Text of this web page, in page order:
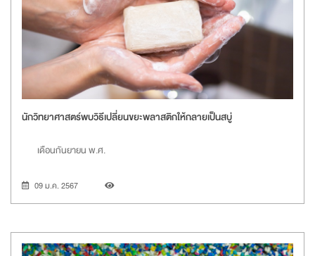
นักวิทยาศาสตร์พบวิธีเปลี่ยนขยะพลาสติกให้กลายเป็นสบู่
เดือนกันยายน พ.ศ.
09 ม.ค. 2567